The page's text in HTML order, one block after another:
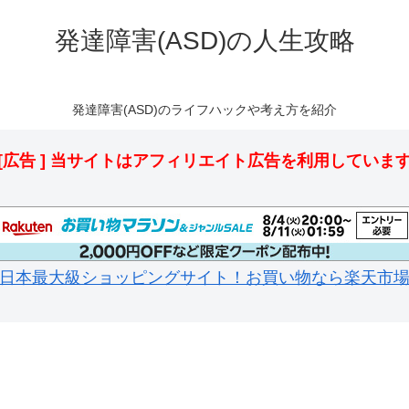
発達障害(ASD)の人生攻略
発達障害(ASD)のライフハックや考え方を紹介
告 ] 当サイトはアフィリエイト広告を利用していま
日本最大級ショッピングサイト！お買い物なら楽天市場